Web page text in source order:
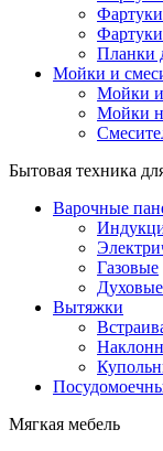
Планки
Мойки и
Мойки
Мойки
Бытовая техника
Варочные
Газовые
Вытяжки
Мягкая мебель